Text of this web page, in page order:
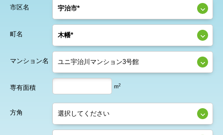
市区名
町名
マンション名
専有面積 m2
方角